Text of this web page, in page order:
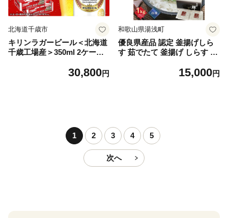
北海道千歳市
キリンラガービール＜北海道
千歳工場産＞350ml 2ケース
30,800円
和歌山県湯浅町
優良県産品 認定 釜揚げしら
す 茹でたて 釜揚げ しらす 無
国産 海の幸 海鮮 魚介 紀州湯
15,000円
1 2 3 4 5
次へ